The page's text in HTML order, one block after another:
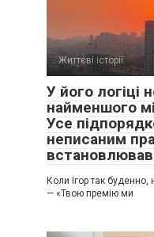
Життєві історії
У його логіці
найменшого
Усе
неписаним
встановлював
Коли Ігор так
— «Твою премію ми